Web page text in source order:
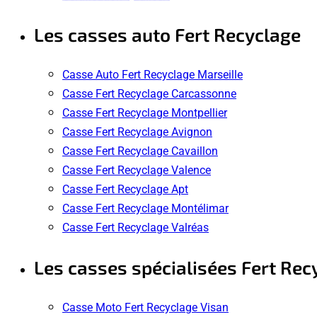
Les casses auto Fert Recyclage
Casse Auto Fert Recyclage Marseille
Casse Fert Recyclage Carcassonne
Casse Fert Recyclage Montpellier
Casse Fert Recyclage Avignon
Casse Fert Recyclage Cavaillon
Casse Fert Recyclage Valence
Casse Fert Recyclage Apt
Casse Fert Recyclage Montélimar
Casse Fert Recyclage Valréas
Les casses spécialisées Fert
Casse Moto Fert Recyclage Visan